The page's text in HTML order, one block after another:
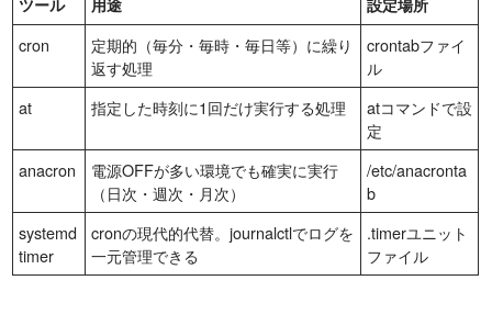
ツール 用途 設定場所
cron
定期的（毎分・毎時・毎日等）に繰り
返す処理
crontabファイ
ル
at
指定した時刻に1回だけ実行する処理
atコマンドで設
定
anacron
電源OFFが多い環境でも確実に実行
（日次・週次・月次）
/etc/anacronta
b
systemd
timer
cronの現代的代替。journalctlでログを
一元管理できる
.timerユニット
ファイル